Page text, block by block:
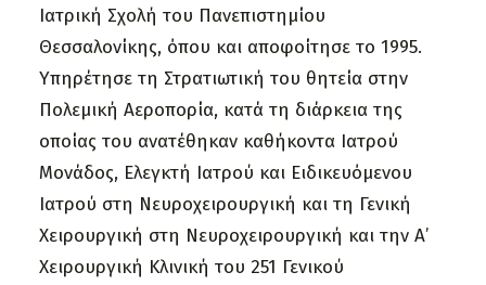
Ιατρική Σχολή του Πανεπιστημίου
Θεσσαλονίκης, όπου και αποφοίτησε το 1995.
Υπηρέτησε τη Στρατιωτική του θητεία στην
Πολεμική Αεροπορία, κατά τη διάρκεια της
οποίας του ανατέθηκαν καθήκοντα Ιατρού
Μονάδος, Ελεγκτή Ιατρού και Ειδικευόμενου
Ιατρού στη Νευροχειρουργική και τη Γενική
Χειρουργική στη Νευροχειρουργική και την Α’
Χειρουργική Κλινική του 251 Γενικού